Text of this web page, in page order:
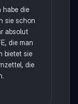
habe die
sie schon
absolut
die man
bietet sie
die